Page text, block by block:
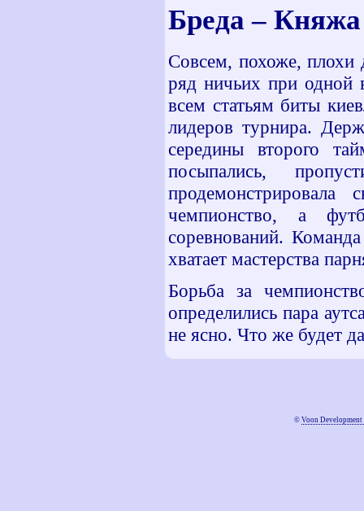
Бреда – Княжа
Совсем, похоже, плохи
ряд ничьих при одной
всем статьям биты
лидеров турнира.
середины второго
посыпались,
чемпионство, а
соревнований.
хватает мастерства
Борьба за
определились пара
не ясно. Что же будет
© Voon Development